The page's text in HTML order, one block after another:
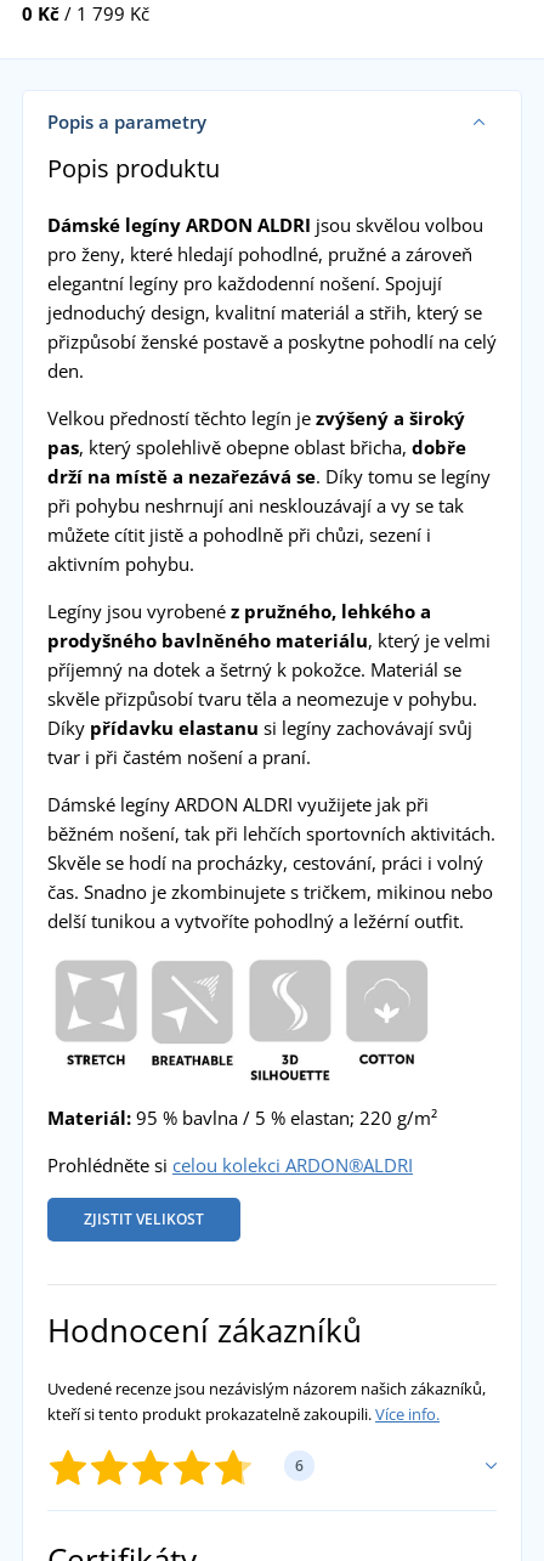
0 Kč / 1 799 Kč
Popis a parametry
Popis produktu
Dámské legíny ARDON ALDRI jsou skvělou volbou
pro ženy, které hledají pohodlné, pružné a zároveň
elegantní legíny pro každodenní nošení. Spojují
jednoduchý design, kvalitní materiál a střih, který se
přizpůsobí ženské postavě a poskytne pohodlí na celý
den.
Velkou předností těchto legín je zvýšený a široký
pas, který spolehlivě obepne oblast břicha, dobře
drží na místě a nezařezává se. Díky tomu se legíny
při pohybu neshrnují ani nesklouzávají a vy se tak
můžete cítit jistě a pohodlně při chůzi, sezení i
aktivním pohybu.
Legíny jsou vyrobené z pružného, lehkého a
prodyšného bavlněného materiálu, který je velmi
příjemný na dotek a šetrný k pokožce. Materiál se
skvěle přizpůsobí tvaru těla a neomezuje v pohybu.
Díky přídavku elastanu si legíny zachovávají svůj
tvar i při častém nošení a praní.
Dámské legíny ARDON ALDRI využijete jak při
běžném nošení, tak při lehčích sportovních aktivitách.
Skvěle se hodí na procházky, cestování, práci i volný
čas. Snadno je zkombinujete s tričkem, mikinou nebo
delší tunikou a vytvoříte pohodlný a ležérní outfit.
Materiál:95 % bavlna / 5 % elastan; 220 g/m²
Prohlédněte si celou kolekci ARDON®ALDRI
ZJISTIT VELIKOST
Hodnocení zákazníků
Uvedené recenze jsou nezávislým názorem našich zákazníků,
kteří si tento produkt prokazatelně zakoupili.Více info.
6